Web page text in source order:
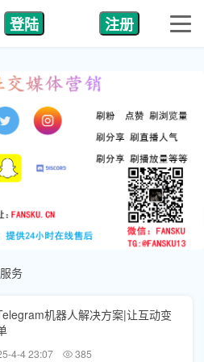
登陆 注册
务
机器人解决方案|让互动变
4-4 23:07 385